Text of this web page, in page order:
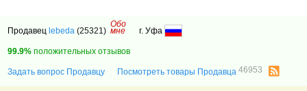
Продавец lebeda (25321)
Обо
мне г. Уфа
99.9% положительных отзывов
Задать вопрос Продавцу Посмотреть товары Продавца46953